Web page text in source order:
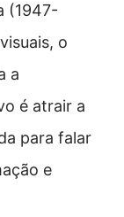
(1947-
o
a
é atrair a
para falar
e